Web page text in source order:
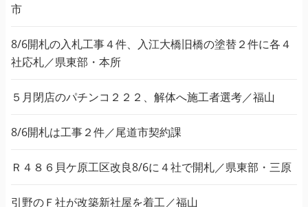
市
8/6開札の入札工事４件、入江大橋旧橋の塗替２件に各４
社応札／県東部・本所
５月閉店のパチンコ２２２、解体へ施工者選考／福山
8/6開札は工事２件／尾道市契約課
Ｒ４８６貝ケ原工区改良8/6に４社で開札／県東部・三原
引野のＦ社が改築新社屋を着工／福山